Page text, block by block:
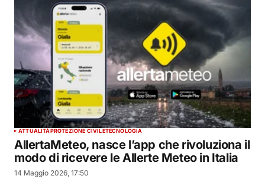
ATTUALITÀPROTEZIONE CIVILETECNOLOGIA
AllertaMeteo, nasce l’app che rivoluziona il
modo di ricevere le Allerte Meteo in Italia
14 Maggio 2026, 17:50